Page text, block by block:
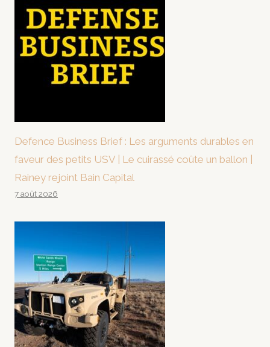
Defence Business Brief : Les arguments durables en
faveur des petits USV | Le cuirassé coûte un ballon |
Rainey rejoint Bain Capital
7 août 2026